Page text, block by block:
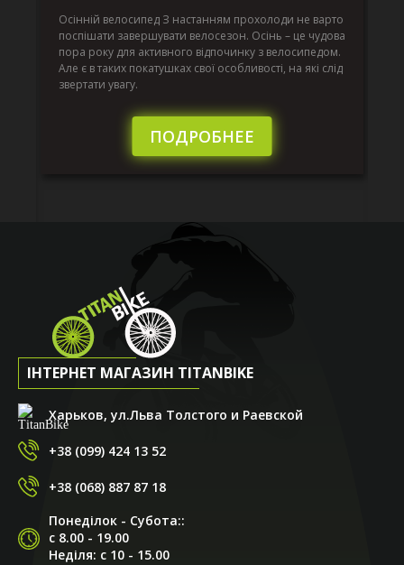
Осінній велосипед З настанням прохолоди не варто
поспішати завершувати велосезон. Осінь – це чудова
пора року для активного відпочинку з велосипедом.
Але є в таких покатушках свої особливості, на які слід
звертати увагу.
ПОДРОБНЕЕ
ІНТЕРНЕТ МАГАЗИН TITANBIKE
Харьков, ул.Льва Толстого и Раевской
+38 (099) 424 13 52
+38 (068) 887 87 18
Понеділок - Субота::
с 8.00 - 19.00
Неділя: с 10 - 15.00